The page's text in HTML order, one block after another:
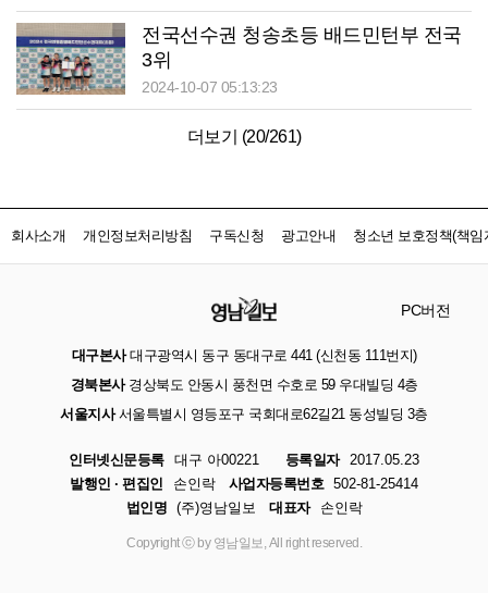
전국선수권 청송초등 배드민턴부 전국
3위
2024-10-07 05:13:23
더보기 (20/261)
회사소개 개인정보처리방침 구독신청 광고안내 청소년 보호정책(책임
PC버전
대구본사대구광역시 동구 동대구로 441 (신천동 111번지)
경북본사경상북도 안동시 풍천면 수호로 59 우대빌딩 4층
서울지사서울특별시 영등포구 국회대로62길21 동성빌딩 3층
인터넷신문등록 대구 아00221 등록일자
2017.05.23
발행인 · 편집인
손인락 사업자등록번호 502-81-25414
법인명 (주)영남일보 대표자 손인락
Copyright ⓒ by 영남일보, All right reserved.